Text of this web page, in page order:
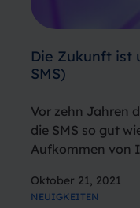
Die Zukunft ist
SMS)
Vor zehn Jahren
die SMS so gut
Aufkommen von
Ära einzuleiten.
Oktober 21, 2021
NEUIGKEITEN